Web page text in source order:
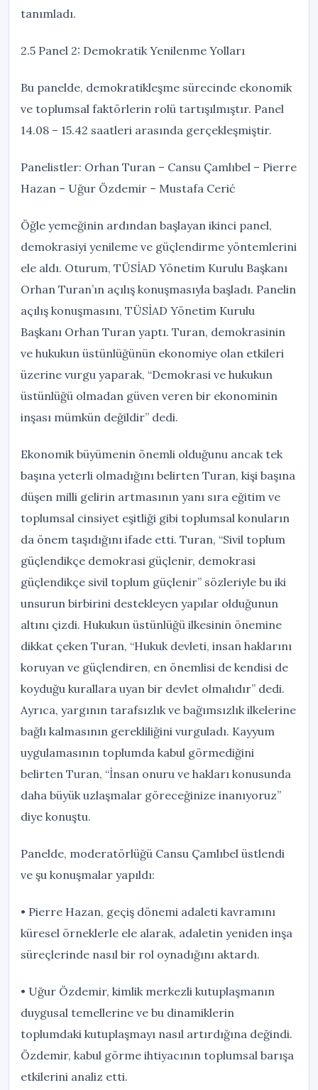
tanımladı.
2.5 Panel 2: Demokratik Yenilenme Yolları
Bu panelde, demokratikleşme sürecinde ekonomik
ve toplumsal faktörlerin rolü tartışılmıştır. Panel
14.08 – 15.42 saatleri arasında gerçekleşmiştir.
Panelistler: Orhan Turan – Cansu Çamlıbel – Pierre
Hazan – Uğur Özdemir – Mustafa Cerić
Öğle yemeğinin ardından başlayan ikinci panel,
demokrasiyi yenileme ve güçlendirme yöntemlerini
ele aldı. Oturum, TÜSİAD Yönetim Kurulu Başkanı
Orhan Turan’ın açılış konuşmasıyla başladı. Panelin
açılış konuşmasını, TÜSİAD Yönetim Kurulu
Başkanı Orhan Turan yaptı. Turan, demokrasinin
ve hukukun üstünlüğünün ekonomiye olan etkileri
üzerine vurgu yaparak, “Demokrasi ve hukukun
üstünlüğü olmadan güven veren bir ekonominin
inşası mümkün değildir” dedi.
Ekonomik büyümenin önemli olduğunu ancak tek
başına yeterli olmadığını belirten Turan, kişi başına
düşen milli gelirin artmasının yanı sıra eğitim ve
toplumsal cinsiyet eşitliği gibi toplumsal konuların
da önem taşıdığını ifade etti. Turan, “Sivil toplum
güçlendikçe demokrasi güçlenir, demokrasi
güçlendikçe sivil toplum güçlenir” sözleriyle bu iki
unsurun birbirini destekleyen yapılar olduğunun
altını çizdi. Hukukun üstünlüğü ilkesinin önemine
dikkat çeken Turan, “Hukuk devleti, insan haklarını
koruyan ve güçlendiren, en önemlisi de kendisi de
koyduğu kurallara uyan bir devlet olmalıdır” dedi.
Ayrıca, yargının tarafsızlık ve bağımsızlık ilkelerine
bağlı kalmasının gerekliliğini vurguladı. Kayyum
uygulamasının toplumda kabul görmediğini
belirten Turan, “İnsan onuru ve hakları konusunda
daha büyük uzlaşmalar göreceğinize inanıyoruz”
diye konuştu.
Panelde, moderatörlüğü Cansu Çamlıbel üstlendi
ve şu konuşmalar yapıldı:
• Pierre Hazan, geçiş dönemi adaleti kavramını
küresel örneklerle ele alarak, adaletin yeniden inşa
süreçlerinde nasıl bir rol oynadığını aktardı.
• Uğur Özdemir, kimlik merkezli kutuplaşmanın
duygusal temellerine ve bu dinamiklerin
toplumdaki kutuplaşmayı nasıl artırdığına değindi.
Özdemir, kabul görme ihtiyacının toplumsal barışa
etkilerini analiz etti.